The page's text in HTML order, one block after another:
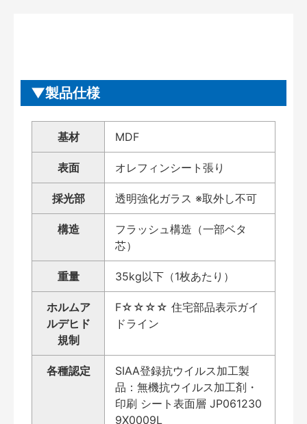
製品仕様
基材 MDF
表面 オレフィンシート張り
採光部 透明強化ガラス ※取外し不可
構造
フラッシュ構造（一部ベタ
芯）
重量 35kg以下（1枚あたり）
ホルムア
ルデヒド
規制
F☆☆☆☆ 住宅部品表示ガイ
ドライン
各種認定
SIAA登録抗ウイルス加工製
品：無機抗ウイルス加工剤・
印刷 シート表面層 JP061230
9X0009L